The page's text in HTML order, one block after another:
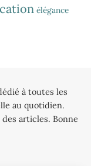
élégance
à toutes les
au quotidien.
articles. Bonne